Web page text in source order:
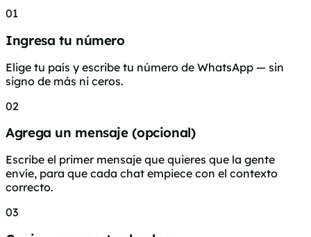
01
Ingresa tu número
Elige tu país y escribe tu número de WhatsApp — sin
signo de más ni ceros.
02
Agrega un mensaje (opcional)
Escribe el primer mensaje que quieres que la gente
envíe, para que cada chat empiece con el contexto
correcto.
03